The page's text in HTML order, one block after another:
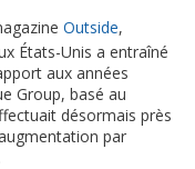
Outside,
États-Unis a entraîné
aux années
Group, basé au
désormais près
par